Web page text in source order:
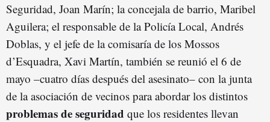
Seguridad, Joan Marín; la concejala de barrio, Maribel
Aguilera; el responsable de la Policía Local, Andrés
Doblas, y el jefe de la comisaría de los Mossos
d’Esquadra, Xavi Martín, también se reunió el 6 de
mayo –cuatro días después del asesinato– con la junta
de la asociación de vecinos para abordar los distintos
problemas de seguridad que los residentes llevan